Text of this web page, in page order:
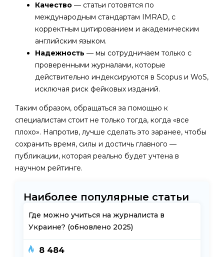
Качество — статьи готовятся по
международным стандартам IMRAD, с
корректным цитированием и академическим
английским языком.
Надежность — мы сотрудничаем только с
проверенными журналами, которые
действительно индексируются в Scopus и WoS,
исключая риск фейковых изданий.
Таким образом, обращаться за помощью к
специалистам стоит не только тогда, когда «все
плохо». Напротив, лучше сделать это заранее, чтобы
сохранить время, силы и достичь главного —
публикации, которая реально будет учтена в
научном рейтинге.
Наиболее популярные статьи
Где можно учиться на журналиста в
Украине? (обновлено 2025)
8 484